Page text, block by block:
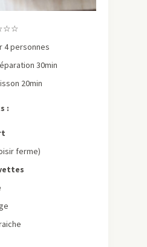
4 personnes
30min
20min
:
ferme)